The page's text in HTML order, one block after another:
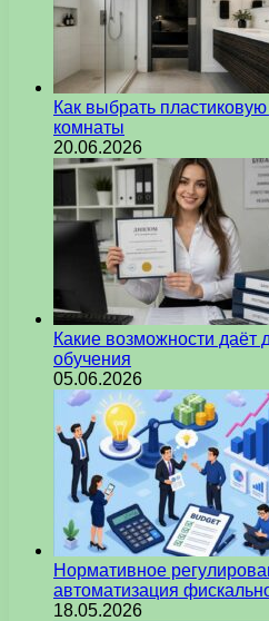
Как выбрать
комнаты
20.06.2026
Какие возможности даёт
обучения
05.06.2026
Нормативное
автоматизация
18.05.2026